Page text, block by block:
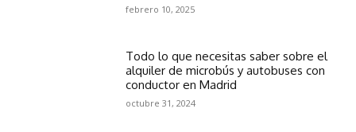
febrero 10, 2025
Todo lo que necesitas saber sobre el
alquiler de microbús y autobuses con
conductor en Madrid
octubre 31, 2024